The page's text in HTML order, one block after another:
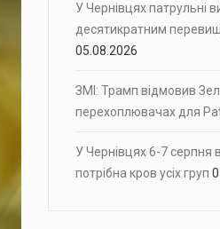
У Чернівцях патрульні
десятикратним
05.08.2026
ЗМІ: Трамп відмовив
перехоплювачах для
У Чернівцях 6-7 серпня
потрібна кров усіх груп